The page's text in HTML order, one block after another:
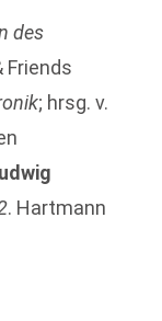
des
Friends
; hrsg. v.
. Hartmann